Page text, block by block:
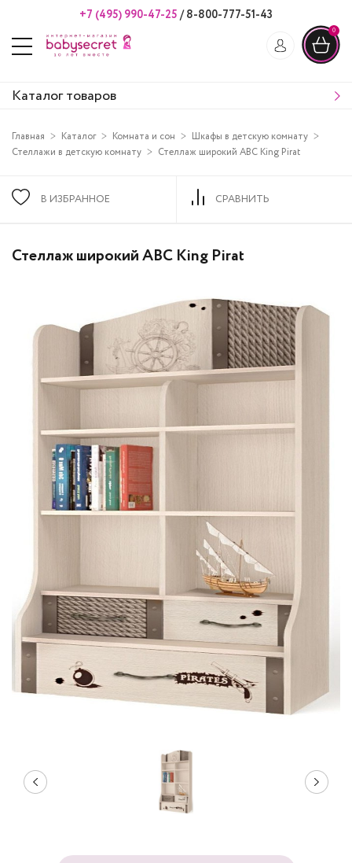
+7 (495) 990-47-25 /8-800-777-51-43
0
Каталог товаров
Главная Каталог Комната и сон
Шкафы в детскую комнату
Стеллажи в детскую комнату
Стеллаж широкий ABC King Pirat
В ИЗБРАННОЕ СРАВНИТЬ
Стеллаж широкий ABC King Pirat